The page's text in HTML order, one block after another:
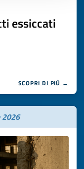
essiccati
SCOPRI DI PIÙ →
2026